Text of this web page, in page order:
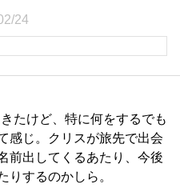
24
たけど、特に何をするでも
感じ。クリスが旅先で出会
前出してくるあたり、今後
りするのかしら。